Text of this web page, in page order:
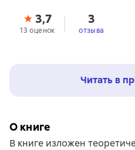
3,7
13 оценок
3
отзыва
Читать в
О книге
В книге изложен